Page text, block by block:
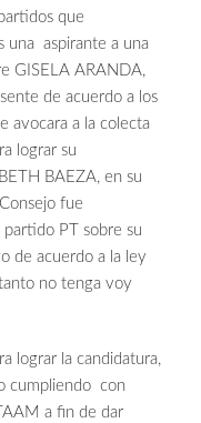
que
una aspirante a una
GISELA ARANDA,
de acuerdo a los
avocara a la colecta
lograr su
BAEZA, en su
fue
PT sobre su
de acuerdo a la ley
no tenga voy
lograr la candidatura,
cumpliendo con
a fin de dar